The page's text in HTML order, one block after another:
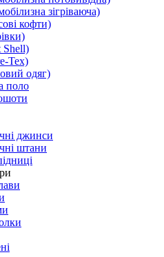
зігріваюча)
кофти)
Shell)
Tex)
одяг)
поло
джинси
штани